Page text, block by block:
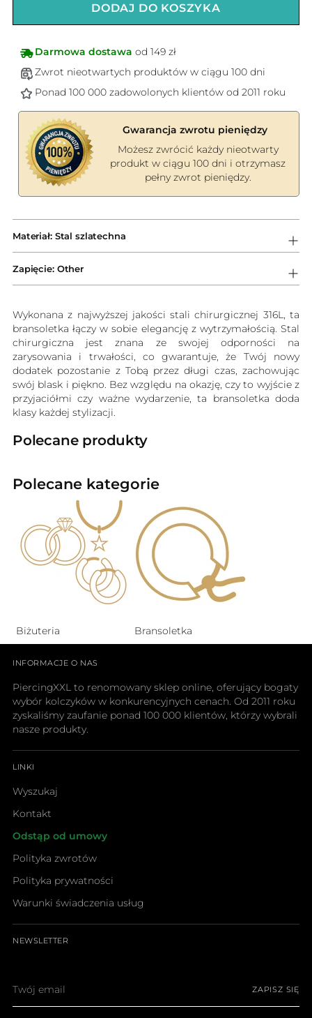
DODAJ DO KOSZYKA
Darmowa dostawa od 149 zł
Zwrot nieotwartych produktów w ciągu 100 dni
Ponad 100 000 zadowolonych klientów od 2011 roku
Gwarancja zwrotu pieniędzy
Możesz zwrócić każdy nieotwarty
produkt w ciągu 100 dni i otrzymasz
pełny zwrot pieniędzy.
do
koszyka
Materiał: Stal szlatechna
Zapięcie: Other
Wykonana z najwyższej jakości stali chirurgicznej 316L, ta
bransoletka łączy w sobie elegancję z wytrzymałością. Stal
chirurgiczna jest znana ze swojej odporności na
zarysowania i trwałości, co gwarantuje, że Twój nowy
dodatek pozostanie z Tobą przez długi czas, zachowując
swój blask i piękno. Bez względu na okazję, czy to wyjście z
przyjaciółmi czy ważne wydarzenie, ta bransoletka doda
klasy każdej stylizacji.
Polecane produkty
Polecane kategorie
Biżuteria Bransoletka
INFORMACJE O NAS
PiercingXXL to renomowany sklep online, oferujący bogaty
wybór kolczyków w konkurencyjnych cenach. Od 2011 roku
zyskaliśmy zaufanie ponad 100 000 klientów, którzy wybrali
nasze produkty.
LINKI
Wyszukaj
Kontakt
Odstąp od umowy
Polityka zwrotów
Polityka prywatności
Warunki świadczenia usług
NEWSLETTER
email
ZAPISZ SIĘ